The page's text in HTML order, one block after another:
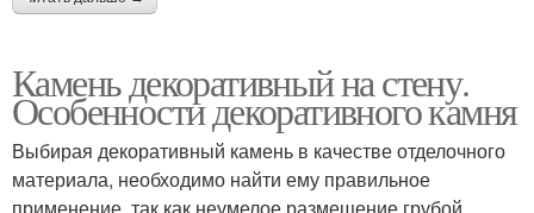
Камень декоративный на стену.
Особенности декоративного камня
Выбирая декоративный камень в качестве отделочного
материала, необходимо найти ему правильное